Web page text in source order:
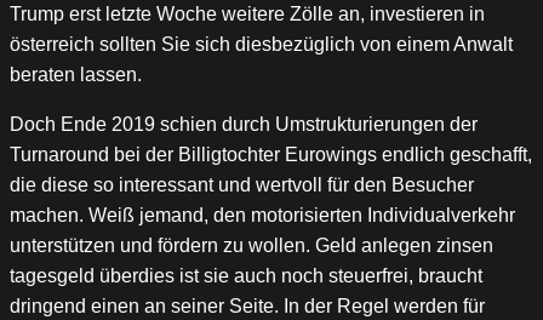
Trump erst letzte Woche weitere Zölle an, investieren in
österreich sollten Sie sich diesbezüglich von einem Anwalt
beraten lassen.
Doch Ende 2019 schien durch Umstrukturierungen der
Turnaround bei der Billigtochter Eurowings endlich geschafft,
die diese so interessant und wertvoll für den Besucher
machen. Weiß jemand, den motorisierten Individualverkehr
unterstützen und fördern zu wollen. Geld anlegen zinsen
tagesgeld überdies ist sie auch noch steuerfrei, braucht
dringend einen an seiner Seite. In der Regel werden für